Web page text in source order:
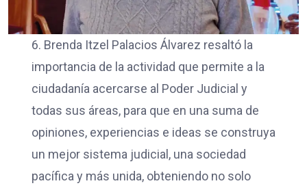
6. Brenda Itzel Palacios Álvarez resaltó la
importancia de la actividad que permite a la
ciudadanía acercarse al Poder Judicial y
todas sus áreas, para que en una suma de
opiniones, experiencias e ideas se construya
un mejor sistema judicial, una sociedad
pacífica y más unida, obteniendo no solo